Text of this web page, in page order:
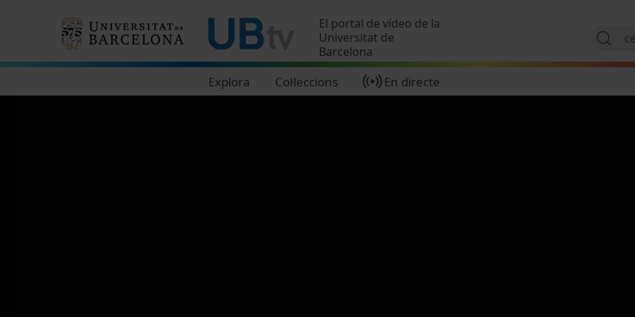
El portal de vídeo de la
Universitat de
Barcelona
Explora Col·leccions En directe